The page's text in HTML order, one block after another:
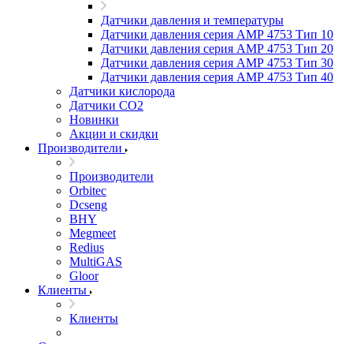
Датчики давления и температуры
Датчики давления серия АМР 4753 Тип 10
Датчики давления серия АМР 4753 Тип 20
Датчики давления серия АМР 4753 Тип 30
Датчики давления серия АМР 4753 Тип 40
Датчики кислорода
Датчики CO2
Новинки
Акции и скидки
Производители
Производители
Orbitec
Dcseng
BHY
Megmeet
Redius
MultiGAS
Gloor
Клиенты
Клиенты